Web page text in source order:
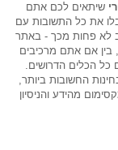
שיתאים לכם אתם
את כל התשובות עם
לא פחות מכך - באתר
בין אם אתם מרכיבים
כל הכלים הדרושים.
החשובות ביותר,
מהידע והניסיון